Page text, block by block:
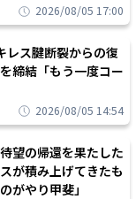
2026/08/05 17:00
レス腱断裂からの復
締結「もう一度コー
2026/08/05 14:54
望の帰還を果たした
が積み上げてきたも
がやり甲斐」